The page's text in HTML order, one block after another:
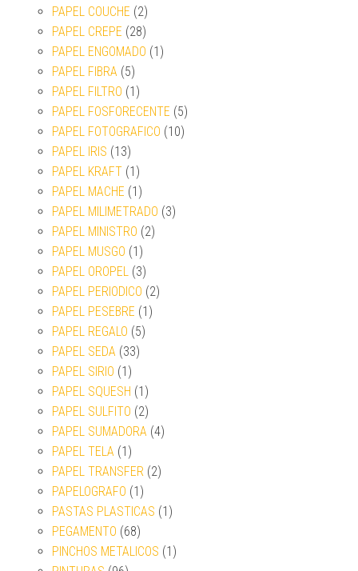
PAPEL COUCHE (2)
PAPEL CREPE (28)
PAPEL ENGOMADO (1)
PAPEL FIBRA (5)
PAPEL FILTRO (1)
PAPEL FOSFORECENTE (5)
PAPEL FOTOGRAFICO (10)
PAPEL IRIS (13)
PAPEL KRAFT (1)
PAPEL MACHE (1)
PAPEL MILIMETRADO (3)
PAPEL MINISTRO (2)
PAPEL MUSGO (1)
PAPEL OROPEL (3)
PAPEL PERIODICO (2)
PAPEL PESEBRE (1)
PAPEL REGALO (5)
PAPEL SEDA (33)
PAPEL SIRIO (1)
PAPEL SQUESH (1)
PAPEL SULFITO (2)
PAPEL SUMADORA (4)
PAPEL TELA (1)
PAPEL TRANSFER (2)
PAPELOGRAFO (1)
PASTAS PLASTICAS (1)
PEGAMENTO (68)
PINCHOS METALICOS (1)